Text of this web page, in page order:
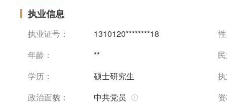
执业信息
执业证号： 1310120********18
年龄：
**
学历：
硕士研究生
政治面貌：
中共党员